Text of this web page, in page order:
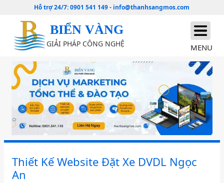
Hỗ trợ 24/7:0901 541 149- info@thanhsangmos.com
BIỂN VÀNG
GIẢI PHÁP CÔNG NGHỆ MENU
Thiết Kế Website Đặt Xe DVDL Ngọc
An